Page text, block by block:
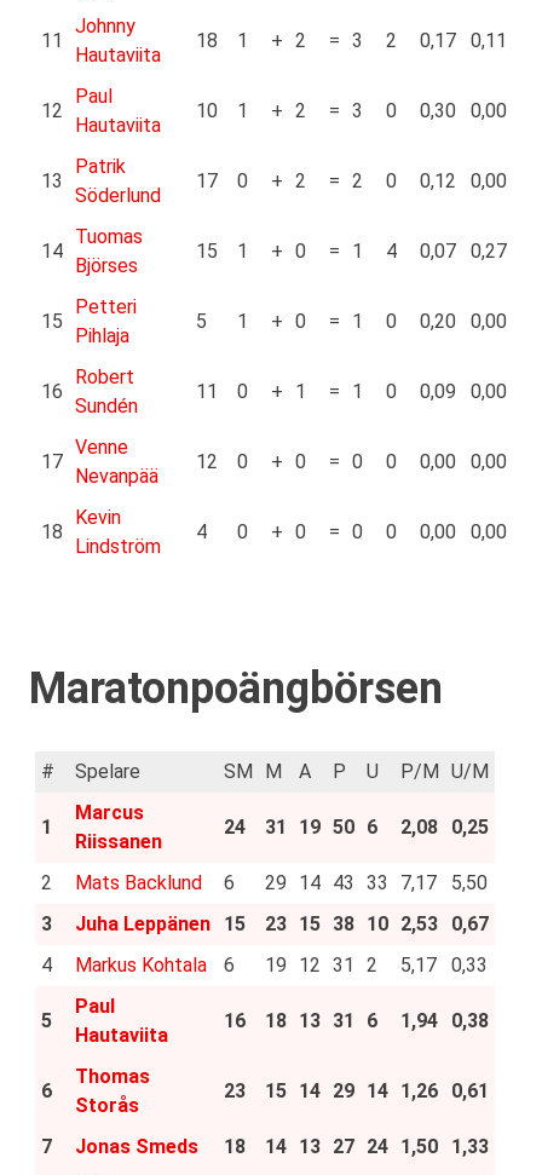
11
Johnny
Hautaviita
18 1 + 2 = 3 2 0,17 0,11
12
Paul
Hautaviita
10 1 + 2 = 3 0 0,30 0,00
13
Patrik
Söderlund
17 0 + 2 = 2 0 0,12 0,00
14
Tuomas
Björses
15 1 + 0 = 1 4 0,07 0,27
15
Petteri
Pihlaja
5 1 + 0 = 1 0 0,20 0,00
16
Robert
Sundén
11 0 + 1 = 1 0 0,09 0,00
17
Venne
Nevanpää
12 0 + 0 = 0 0 0,00 0,00
18
Kevin
Lindström
4 0 + 0 = 0 0 0,00 0,00
Maratonpoängbörsen
# Spelare SM M A P U P/M U/M
1
Marcus
Riissanen
24 31 19 50 6 2,08 0,25
2 Mats Backlund 6 29 14 43 33 7,17
5,50
3
Juha Leppänen 15 23 15 38 10 2,53
0,67
4
Markus Kohtala 6 19 12 31 2 5,17 0,33
5
Paul
Hautaviita
16 18 13 31 6 1,94 0,38
6
Thomas
Storås
23 15 14 29 14 1,26 0,61
7 Jonas Smeds 18 14 13 27 24 1,50 1,33